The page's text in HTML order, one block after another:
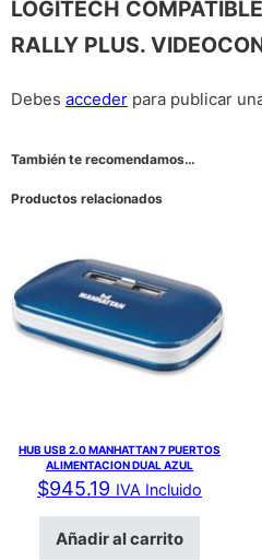
LOGITECH
RALLY PLUS.
Debes acceder para publicar
También te recomendamos…
Productos relacionados
HUB USB 2.0 MANHATTAN 7 PUERTOS
ALIMENTACION DUAL AZUL
$945.19 IVA Incluido
Añadir al carrito